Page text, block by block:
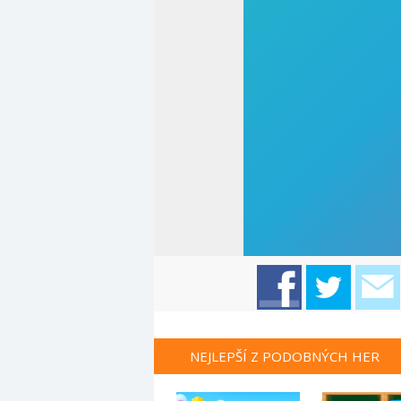
NEJLEPŠÍ Z PODOBNÝCH HER